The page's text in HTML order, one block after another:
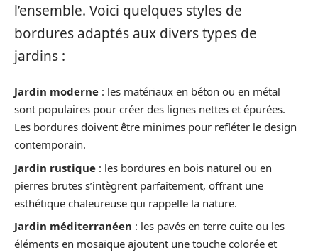
l’ensemble. Voici quelques styles de
bordures adaptés aux divers types de
jardins :
Jardin moderne : les matériaux en béton ou en métal
sont populaires pour créer des lignes nettes et épurées.
Les bordures doivent être minimes pour refléter le design
contemporain.
Jardin rustique : les bordures en bois naturel ou en
pierres brutes s’intègrent parfaitement, offrant une
esthétique chaleureuse qui rappelle la nature.
Jardin méditerranéen : les pavés en terre cuite ou les
éléments en mosaïque ajoutent une touche colorée et